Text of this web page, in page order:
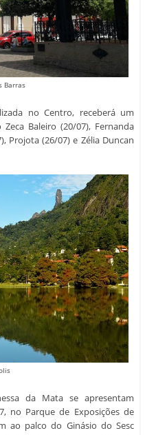
Barras
no Centro, receberá um
Baleiro (20/07), Fernanda
Projota (26/07) e Zélia Duncan
da Mata se apresentam
no Parque de Exposições de
ao palco do Ginásio do Sesc